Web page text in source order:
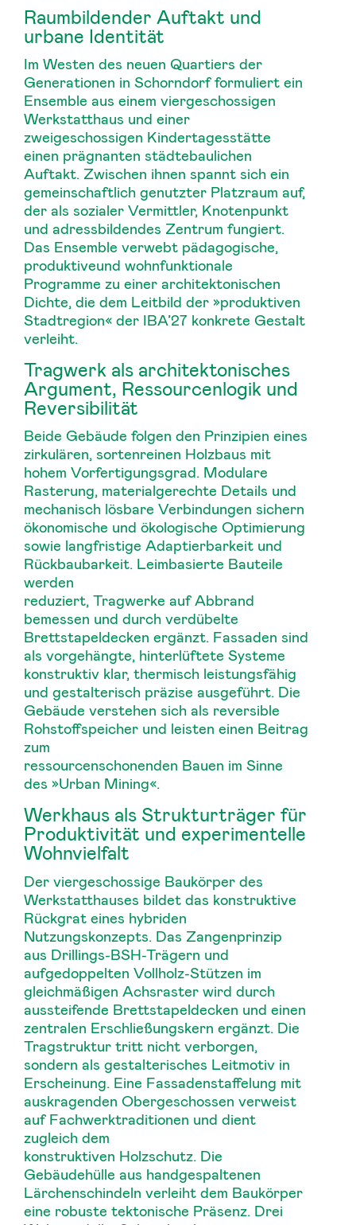
Raumbildender Auftakt und
urbane Identität
Im Westen des neuen Quartiers der
Generationen in Schorndorf formuliert ein
Ensemble aus einem viergeschossigen
Werkstatthaus und einer
zweigeschossigen Kindertagesstätte
einen prägnanten städtebaulichen
Auftakt. Zwischen ihnen spannt sich ein
gemeinschaftlich genutzter Platzraum auf,
der als sozialer Vermittler, Knotenpunkt
und adressbildendes Zentrum fungiert.
Das Ensemble verwebt pädagogische,
produktiveund wohnfunktionale
Programme zu einer architektonischen
Dichte, die dem Leitbild der »produktiven
Stadtregion« der IBA’27 konkrete Gestalt
verleiht.
Tragwerk als architektonisches
Argument, Ressourcenlogik und
Reversibilität
Beide Gebäude folgen den Prinzipien eines
zirkulären, sortenreinen Holzbaus mit
hohem Vorfertigungsgrad. Modulare
Rasterung, materialgerechte Details und
mechanisch lösbare Verbindungen sichern
ökonomische und ökologische Optimierung
sowie langfristige Adaptierbarkeit und
Rückbaubarkeit. Leimbasierte Bauteile
werden
reduziert, Tragwerke auf Abbrand
bemessen und durch verdübelte
Brettstapeldecken ergänzt. Fassaden sind
als vorgehängte, hinterlüftete Systeme
konstruktiv klar, thermisch leistungsfähig
und gestalterisch präzise ausgeführt. Die
Gebäude verstehen sich als reversible
Rohstoffspeicher und leisten einen Beitrag
zum
ressourcenschonenden Bauen im Sinne
des »Urban Mining«.
Werkhaus als Strukturträger für
Produktivität und experimentelle
Wohnvielfalt
Der viergeschossige Baukörper des
Werkstatthauses bildet das konstruktive
Rückgrat eines hybriden
Nutzungskonzepts. Das Zangenprinzip
aus Drillings-BSH-Trägern und
aufgedoppelten Vollholz-Stützen im
gleichmäßigen Achsraster wird durch
aussteifende Brettstapeldecken und einen
zentralen Erschließungskern ergänzt. Die
Tragstruktur tritt nicht verborgen,
sondern als gestalterisches Leitmotiv in
Erscheinung. Eine Fassadenstaffelung mit
auskragenden Obergeschossen verweist
auf Fachwerktraditionen und dient
zugleich dem
konstruktiven Holzschutz. Die
Gebäudehülle aus handgespaltenen
Lärchenschindeln verleiht dem Baukörper
eine robuste tektonische Präsenz. Drei